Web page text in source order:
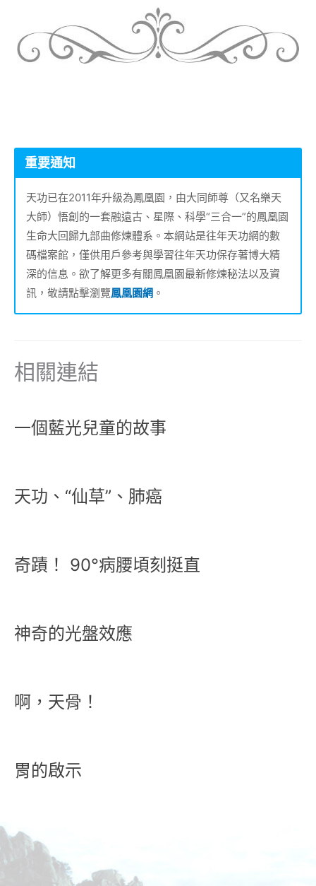
重要通知
天功已在2011年升級為鳳凰園，由大同師尊（又名樂天
大師）悟創的一套融遠古、星際、科學“三合一”的鳳凰園
生命大回歸九部曲修煉體系。本網站是往年天功網的數
碼檔案館，僅供用戶參考與學習往年天功保存著博大精
深的信息。欲了解更多有關鳳凰園最新修煉秘法以及資
訊，敬請點擊瀏覽鳳凰園網 。
相關連結
一個藍光兒童的故事
天功、“仙草”、肺癌
奇蹟！ 90°病腰頃刻挺直
神奇的光盤效應
啊，天骨！
胃的啟示